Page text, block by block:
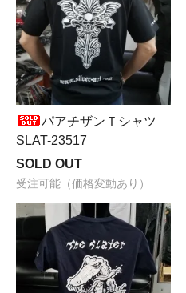
パアチザンＴシャツ
SLAT-23517
SOLD OUT
受注可能（価格変動あり）